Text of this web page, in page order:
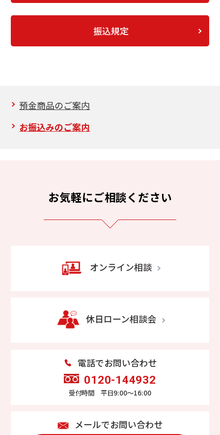
振込規定
預金商品のご案内
お振込みのご案内
お気軽にご相談ください
オンライン相談
休日ローン相談会
電話でお問い合わせ
0120-144932
受付時間 平日9:00～16:00
メールでお問い合わせ